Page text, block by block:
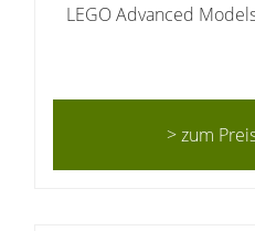
LEGO Advanced
> zum